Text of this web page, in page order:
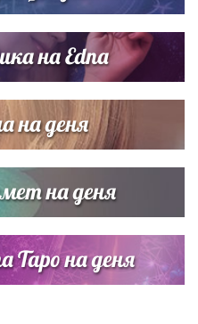
на Edna
на деня
на деня
Таро на деня